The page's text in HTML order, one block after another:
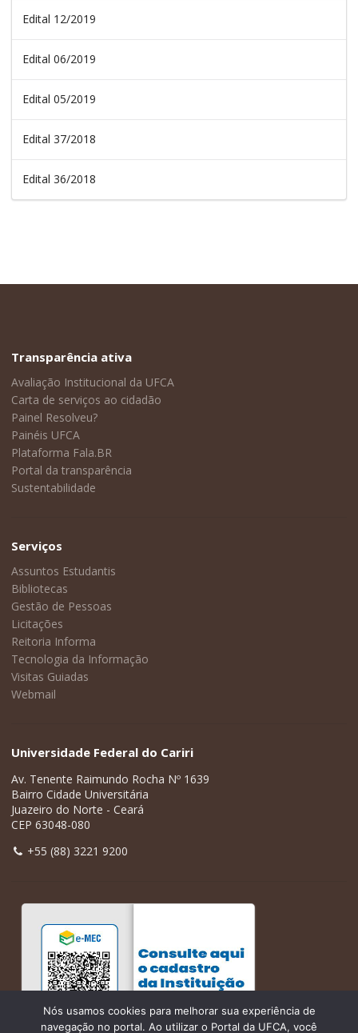
Edital 12/2019
Edital 06/2019
Edital 05/2019
Edital 37/2018
Edital 36/2018
Transparência ativa
Avaliação Institucional da UFCA
Carta de serviços ao cidadão
Painel Resolveu?
Painéis UFCA
Plataforma Fala.BR
Portal da transparência
Sustentabilidade
Serviços
Assuntos Estudantis
Bibliotecas
Gestão de Pessoas
Licitações
Reitoria Informa
Tecnologia da Informação
Visitas Guiadas
Webmail
Universidade Federal do Cariri
Av. Tenente Raimundo Rocha Nº 1639
Bairro Cidade Universitária
Juazeiro do Norte - Ceará
CEP 63048-080
+55 (88) 3221 9200
Nós usamos cookies para melhorar sua experiência de
navegação no portal. Ao utilizar o Portal da UFCA, você